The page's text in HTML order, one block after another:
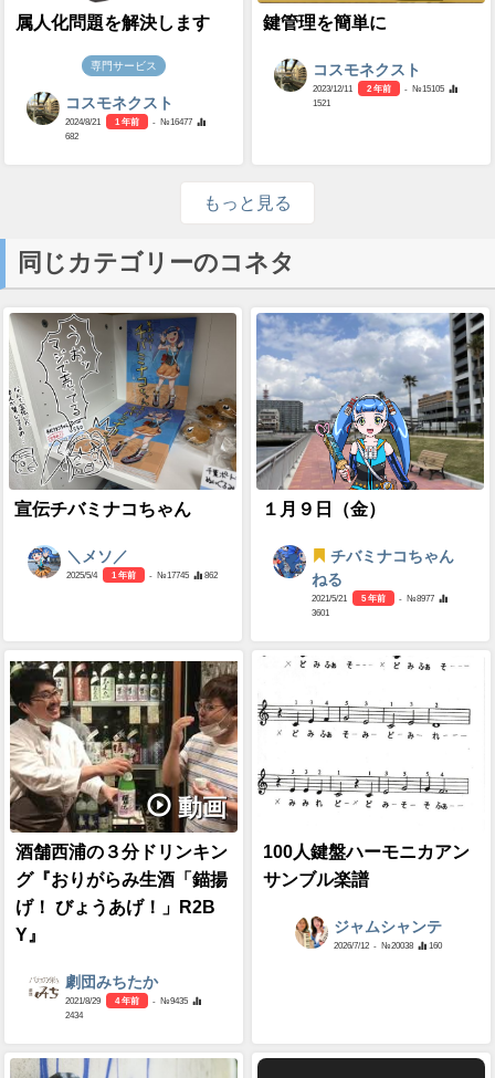
属人化問題を解決します
専門サービス
コスモネクスト
2024/8/21 1 年前
- №16477
682
鍵管理を簡単に
コスモネクスト
2023/12/11 2 年前
- №15105
1521
もっと見る
同じカテゴリーのコネタ
宣伝チバミナコちゃん
＼メソ／
2025/5/4 1 年前 - №17745 862
１月９日（金）
チバミナコちゃん
ねる
2021/5/21 5 年前
- №8977
3601
動画
酒舗西浦の３分ドリンキン
グ『おりがらみ生酒「錨揚
げ！ びょうあげ！」R2B
Y』
劇団みちたか
2021/8/29 4 年前
- №9435
2434
100人鍵盤ハーモニカアン
サンブル楽譜
ジャムシャンテ
2026/7/12 - №20038 160